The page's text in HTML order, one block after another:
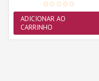
ADICIONAR AO
CARRINHO